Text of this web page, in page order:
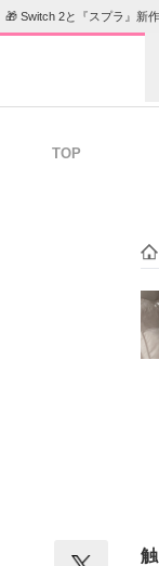
🎁 Switch 2と『スプラ』新
TOP